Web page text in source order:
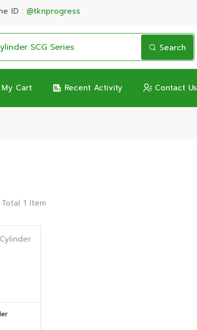
ID : @tknprogress
Search
My Cart Recent Activity Contact Us
Total 1 Item